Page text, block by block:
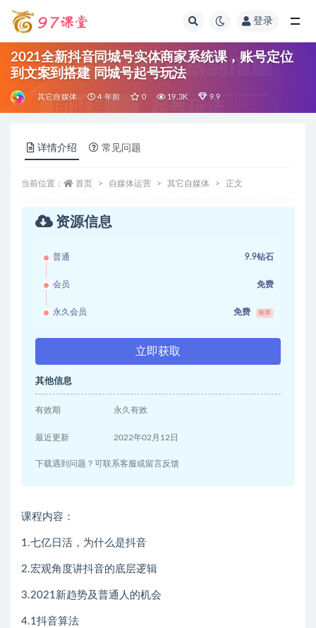
登录
2021全新抖音同城号实体商家系统课，账号定位
到文案到搭建 同城号起号玩法
其它自媒体 4 年前 0 19.3K 9.9
详情介绍 常见问题
当前位置： 首页 自媒体运营 其它自媒体 正文
资源信息
普通 9.9钻石
会员 免费
永久会员 免费 推荐
立即获取
其他信息
有效期 永久有效
最近更新 2022年02月12日
下载遇到问题？可联系客服或留言反馈
课程内容：
1.七亿日活，为什么是抖音
2.宏观角度讲抖音的底层逻辑
3.2021新趋势及普通人的机会
4.1抖音算法